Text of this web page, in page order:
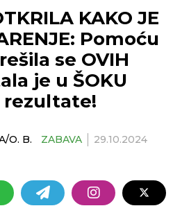
KAKO JE
Pomoću
se OVIH
je u ŠOKU
rezultate!
O. B. ZABAVA 29.10.2024